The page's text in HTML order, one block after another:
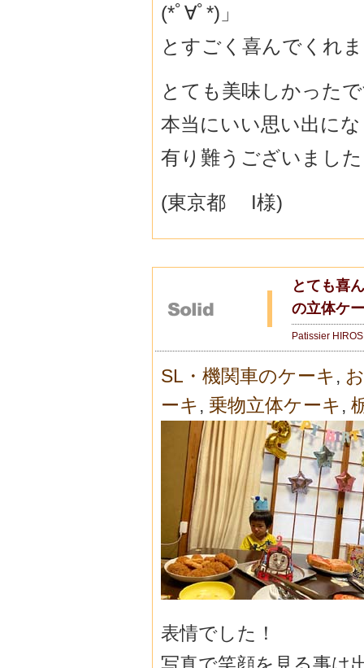
(*ﾟ∀ﾟ*)」
とすごく喜んでくれ
とても美味しかった
本当にいい思い出に
有り難うございまし
(東京都 I様)
とても喜
の立体ケ
Patissier
SL・機関車のケーキ ,
ーキ , 乗物立体ケーキ ,
表情でした！